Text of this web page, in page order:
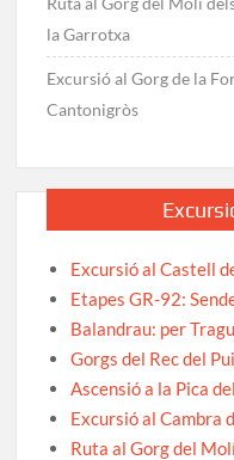
la Garrotxa
Excursió al Gorg de la
Cantonigròs
Excursió al Castell
Etapes GR-92:
Balandrau: per
Gorgs del Rec del
Ascensió a la Pica
Excursió al Cambra
Ruta al Gorg del